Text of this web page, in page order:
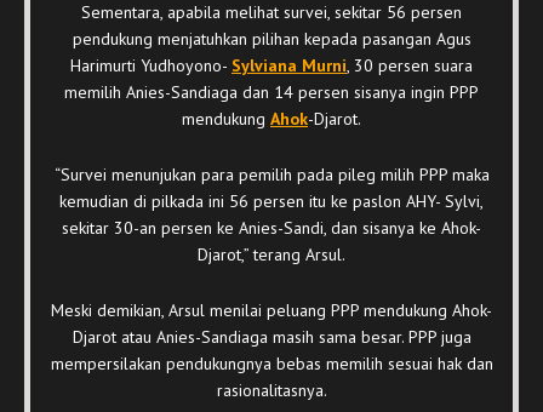
Sementara, apabila melihat survei, sekitar 56 persen
pendukung menjatuhkan pilihan kepada pasangan Agus
Harimurti Yudhoyono- Sylviana Murni, 30 persen suara
memilih Anies-Sandiaga dan 14 persen sisanya ingin PPP
mendukung Ahok-Djarot.
“Survei menunjukan para pemilih pada pileg milih PPP maka
kemudian di pilkada ini 56 persen itu ke paslon AHY- Sylvi,
sekitar 30-an persen ke Anies-Sandi, dan sisanya ke Ahok-
Djarot,” terang Arsul.
Meski demikian, Arsul menilai peluang PPP mendukung Ahok-
Djarot atau Anies-Sandiaga masih sama besar. PPP juga
mempersilakan pendukungnya bebas memilih sesuai hak dan
rasionalitasnya.